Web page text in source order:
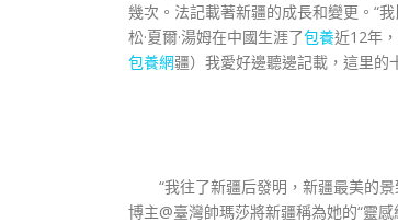
幾次。法記載著新疆的成長和變更。“
松·夏爾·湯姆在中國生涯了包養近12年
包養網疆）我愛好邊聽邊記載，這里的
“我往了新疆后發明，新疆最美的
博主@臺灣帥瑪莎將新疆稱為她的“靈